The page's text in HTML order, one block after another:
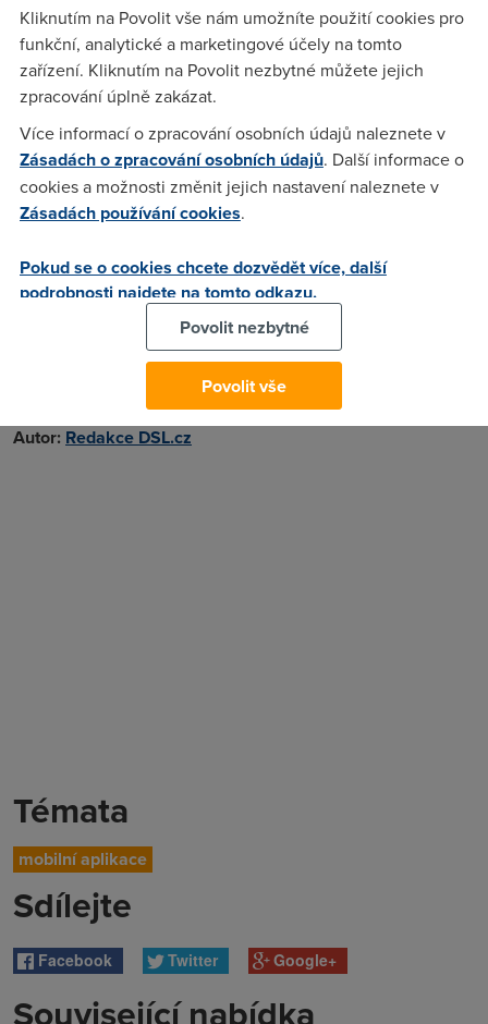
mít smůlu. Další podmínkou je, že aktualizace musí být
uskutečněna v průběhu jednoho roku od uvedení na trh.
Windows 10bude k dispozici na podzim. Klienti budou mít
čas na aktualizaci do druhé poloviny roku 2016.
Nabídka společnosti se týká všech vlastníků licencí
posledních dvou generací Windows. Všichni majitelé
Windows 7neboWindows 8.1mohou získat bezplatný
upgrade. V současnosti tvoří sedmičky a osmičky více než
Windows 10nabízí mnoho vylepšení. Těšit se můžete na
znovu obnovenou nabídku Start a celou řadu nových funkcí,
mezi které patří například možnost práce s virtuálními
Autor: Redakce DSL.cz
Témata
mobilní aplikace
Sdílejte
Facebook Twitter Google+
Kliknutím na Povolit vše nám umožníte použití cookies pro
funkční, analytické a marketingové účely na tomto
zařízení. Kliknutím na Povolit nezbytné můžete jejich
zpracování úplně zakázat.
Více informací o zpracování osobních údajů naleznete v
Zásadách o zpracování osobních údajů. Další informace o
cookies a možnosti změnit jejich nastavení naleznete v
Zásadách používání cookies.
Pokud se o cookies chcete dozvědět více, další
podrobnosti najdete na tomto odkazu.
Povolit nezbytné
Povolit vše